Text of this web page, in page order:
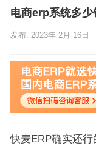
电商erp系统多
发布: 2023年 2月 16日
快麦ERP确实还